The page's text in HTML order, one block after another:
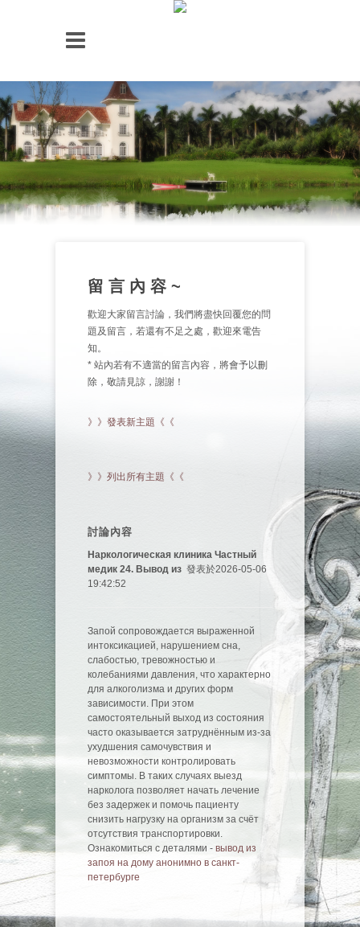
留 言 內 容 ~
歡迎大家留言討論，我們將盡快回覆您的問
題及留言，若還有不足之處，歡迎來電告
知。
* 站內若有不適當的留言內容，將會予以刪
除，敬請見諒，謝謝！
》》發表新主題《《
》》列出所有主題《《
討論內容
Наркологическая клиника Частный
медик 24. Вывод из 發表於2026-05-06
19:42:52
Запой сопровождается выраженной
интоксикацией, нарушением сна,
слабостью, тревожностью и
колебаниями давления, что характерно
для алкоголизма и других форм
зависимости. При этом
самостоятельный выход из состояния
часто оказывается затруднённым из-за
ухудшения самочувствия и
невозможности контролировать
симптомы. В таких случаях выезд
нарколога позволяет начать лечение
без задержек и помочь пациенту
снизить нагрузку на организм за счёт
отсутствия транспортировки.
Ознакомиться с деталями - вывод из
запоя на дому анонимно в санкт-
петербурге